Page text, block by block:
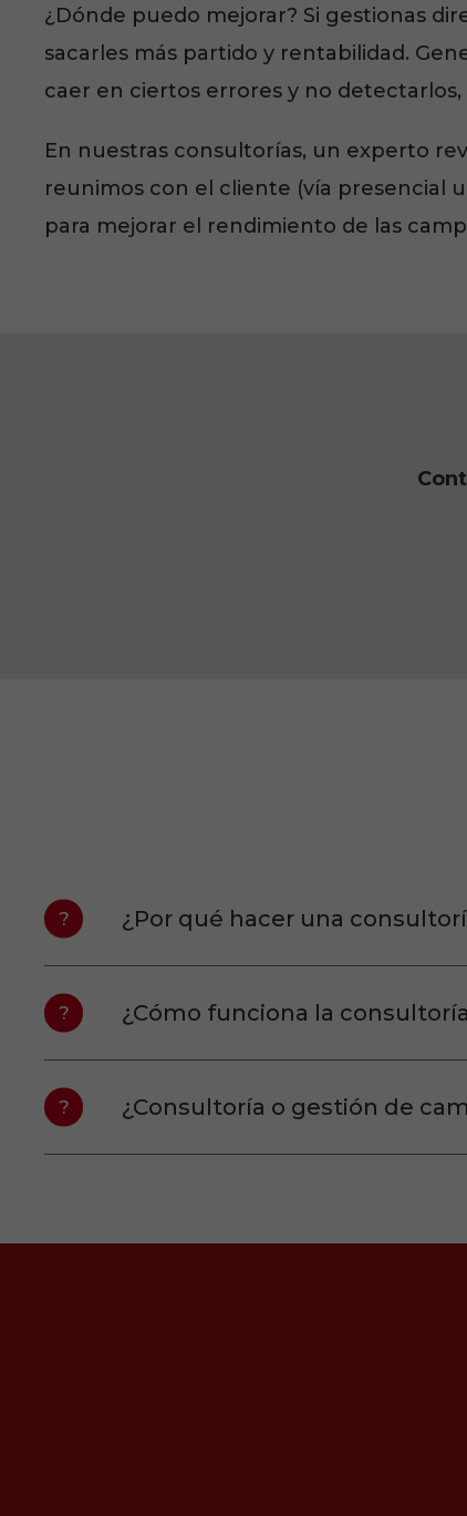
¿Dónde puedo mejorar? Si gestionas
sacarles más partido y rentabilidad.
caer en ciertos errores y no
En nuestras consultorías, un experto
reunimos con el cliente (vía presencial
para mejorar el rendimiento de las
¿Por qué hacer una
¿Cómo funciona la
¿Consultoría o gestión de